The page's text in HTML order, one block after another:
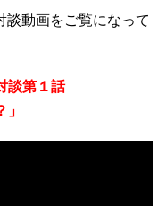
談動画をご覧になって
談第１話